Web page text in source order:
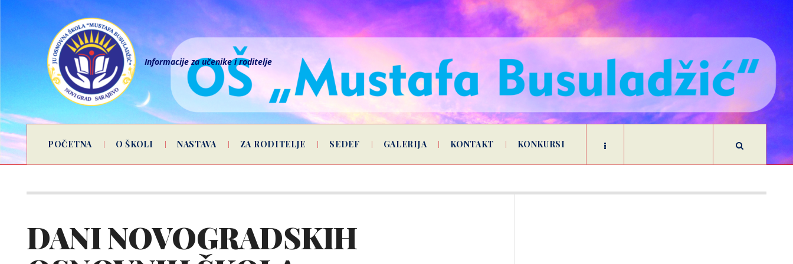
Informacije za učenike i roditelje
POČETNA O ŠKOLI NASTAVA ZA RODITELJE SEDEF GALERIJA KONTAKT KONKURSI
DANI NOVOGRADSKIH